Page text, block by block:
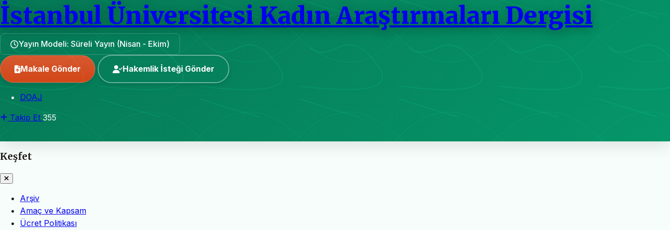
İstanbul Üniversitesi Kadın Araştırmaları Dergisi
Yayın Modeli: Süreli Yayın (Nisan - Ekim)
Makale Gönder Hakemlik İsteği Gönder
DOAJ
Takip Et 355
Keşfet
Arşiv
Amaç ve Kapsam
Ücret Politikası